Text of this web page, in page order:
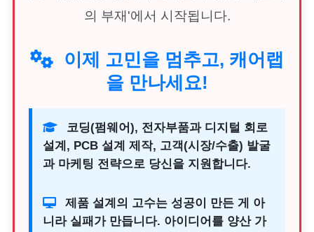
의 부재'에서 시작됩니다.
이제 고민을 멈추고, 캐어랩
을 만나세요!
코딩(펌웨어), 전자부품과 디지털 회로
설계, PCB 설계 제작, 고객(시장/수출) 발굴
과 마케팅 전략으로 당신을 지원합니다.
제품 설계의 고수는 성공이 만든 게 아
니라 실패가 만듭니다. 아이디어를 양산 가